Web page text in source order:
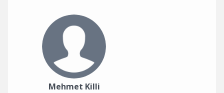
Mehmet Killi